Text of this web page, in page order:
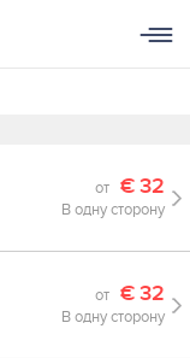
от €32
В одну сторону
от €32
В одну сторону